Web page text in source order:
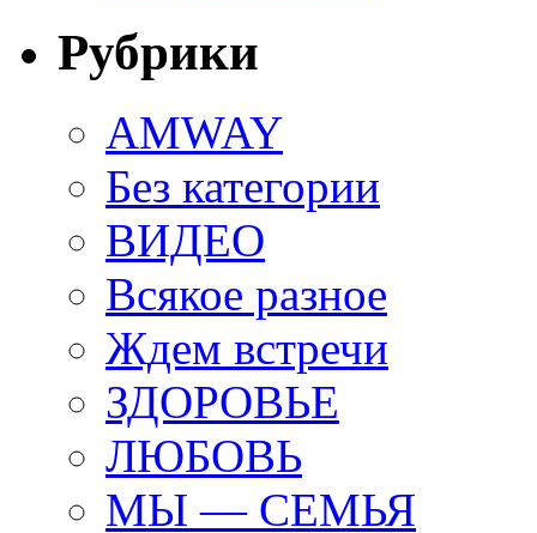
Рубрики
AMWAY
Без категории
ВИДЕО
Всякое разное
Ждем встречи
ЗДОРОВЬЕ
ЛЮБОВЬ
МЫ — СЕМЬЯ